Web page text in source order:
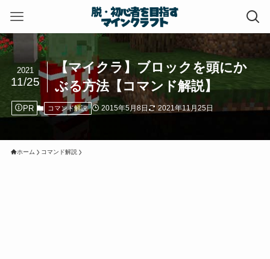
【マイクラ】ブロックを頭にか
ぶる方法【コマンド解説】
2021
11/25
PR コマンド解説 2015年5月8日 2021年11月25日
ホーム コマンド解説